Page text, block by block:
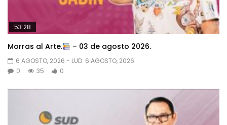
53:28
Morras al Arte. – 03 de agosto 2026.
6 AGOSTO, 2026 - LUD: 6 AGOSTO, 2026
0
35 0